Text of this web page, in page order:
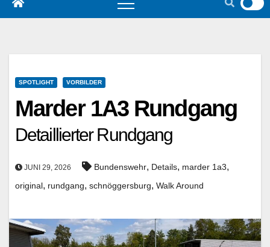
SPOTLIGHT VORBILDER
Marder 1A3 Rundgang
Detaillierter Rundgang
JUNI 29, 2026 Bundenswehr, Details, marder 1a3,
original, rundgang, schnöggersburg, Walk Around